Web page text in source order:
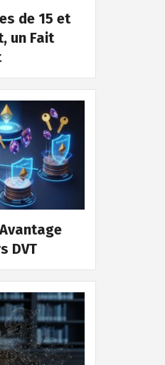
de 15 et
un Fait
DVT